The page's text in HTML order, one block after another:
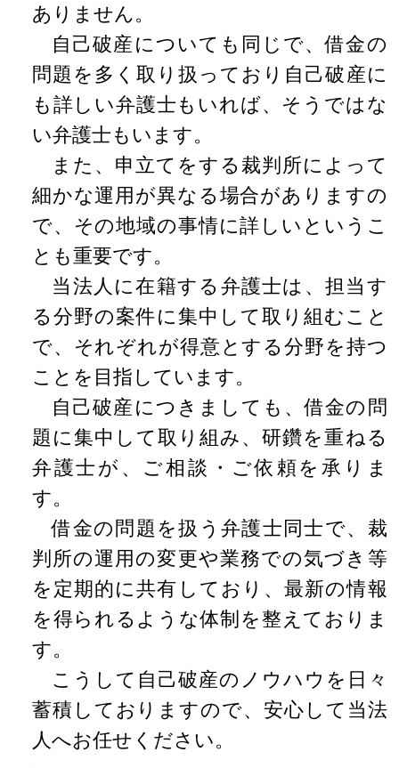
ありません。
自己破産についても同じで、借金の
問題を多く取り扱っており自己破産に
も詳しい弁護士もいれば、そうではな
い弁護士もいます。
また、申立てをする裁判所によって
細かな運用が異なる場合がありますの
で、その地域の事情に詳しいというこ
とも重要です。
当法人に在籍する弁護士は、担当す
る分野の案件に集中して取り組むこと
で、それぞれが得意とする分野を持つ
ことを目指しています。
自己破産につきましても、借金の問
題に集中して取り組み、研鑽を重ねる
弁護士が、ご相談・ご依頼を承りま
す。
借金の問題を扱う弁護士同士で、裁
判所の運用の変更や業務での気づき等
を定期的に共有しており、最新の情報
を得られるような体制を整えておりま
す。
こうして自己破産のノウハウを日々
蓄積しておりますので、安心して当法
人へお任せください。